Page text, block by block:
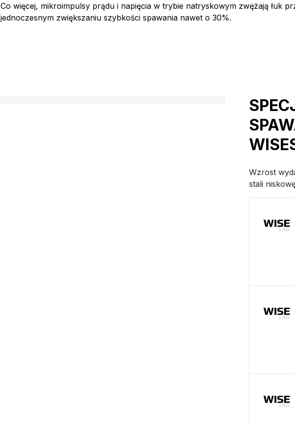
Co więcej, mikroimpulsy prądu i napięcia w trybie natryskowym zwężają łuk
jednoczesnym zwiększaniu szybkości spawania nawet o 30%.
Wzrost
stali